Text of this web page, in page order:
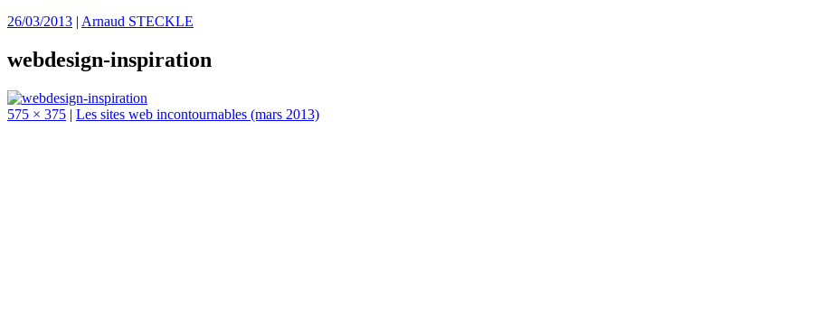
26/03/2013 | Arnaud STECKLE
webdesign-inspiration
575 × 375 | Les sites web incontournables (mars 2013)